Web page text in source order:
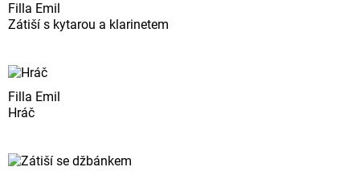
Filla Emil
Zátiší s kytarou a klarinetem
Filla Emil
Hráč